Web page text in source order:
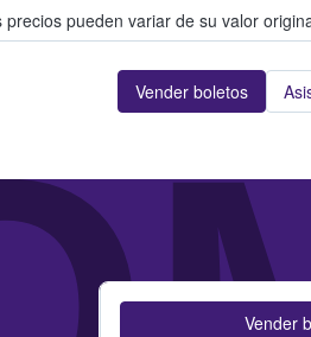
precios pueden variar de su valor
Vender boletos
Vender